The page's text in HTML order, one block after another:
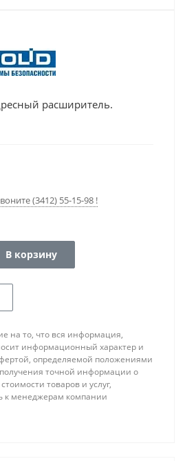
расширитель.
(3412) 55-15-98 !
В корзину
на то, что вся информация,
информационный характер и
определяемой положениями
точной информации о
товаров и услуг,
к менеджерам компании